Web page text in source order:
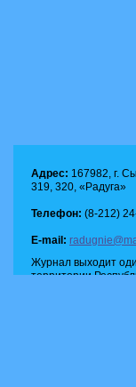
Адрес: 167982, г.
319, 320, «Радуга»
Телефон: (8-212)
E-mail:
Журнал выходит
территории